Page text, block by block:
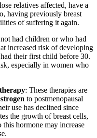
relatives affected, have a
having previously breast
of suffering it again.
had children or who had
increased risk of developing
their first child before 30.
especially in women who
: These therapies are
to postmenopausal
use has declined since
the growth of breast cells,
hormone may increase